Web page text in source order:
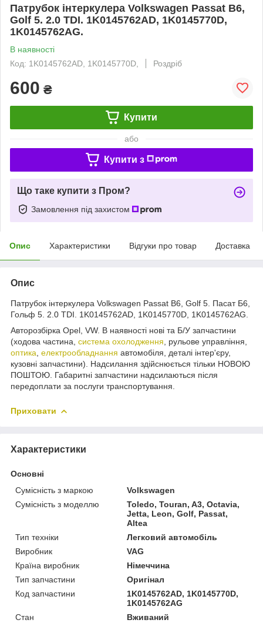
Патрубок інтеркулера Volkswagen Passat B6,
Golf 5. 2.0 TDI. 1K0145762AD, 1K0145770D,
1K0145762AG.
В наявності
Код: 1K0145762AD, 1K0145770D,
Роздріб
600 ₴
Купити
або
Купити з
Що таке купити з Пром?
Замовлення під захистом
Опис Характеристики Відгуки про товар Доставка
Опис
Патрубок інтеркулера Volkswagen Passat B6, Golf 5. Пасат Б6,
Гольф 5. 2.0 TDI. 1K0145762AD, 1K0145770D, 1K0145762AG.
Авторозбірка Opel, VW. В наявності нові та Б/У запчастини
(ходова частина, система охолодження , рульове управління,
оптика електрообладнання автомобіля, деталі інтер'єру,
кузовні запчастини). Надсилання здійснюється тільки НОВОЮ
ПОШТОЮ. Габаритні запчастини надсилаються після
передоплати за послуги транспортування.
Приховати
Характеристики
Основні
Сумісність з маркою
Volkswagen
Сумісність з моделлю
Toledo, Touran, A3, Octavia,
Jetta, Leon, Golf, Passat,
Altea
Тип техніки
Легковий автомобіль
Виробник
VAG
Країна виробник
Німеччина
Тип запчастини
Оригінал
Код запчастини
1K0145762AD, 1K0145770D,
1K0145762AG
Стан
Вживаний